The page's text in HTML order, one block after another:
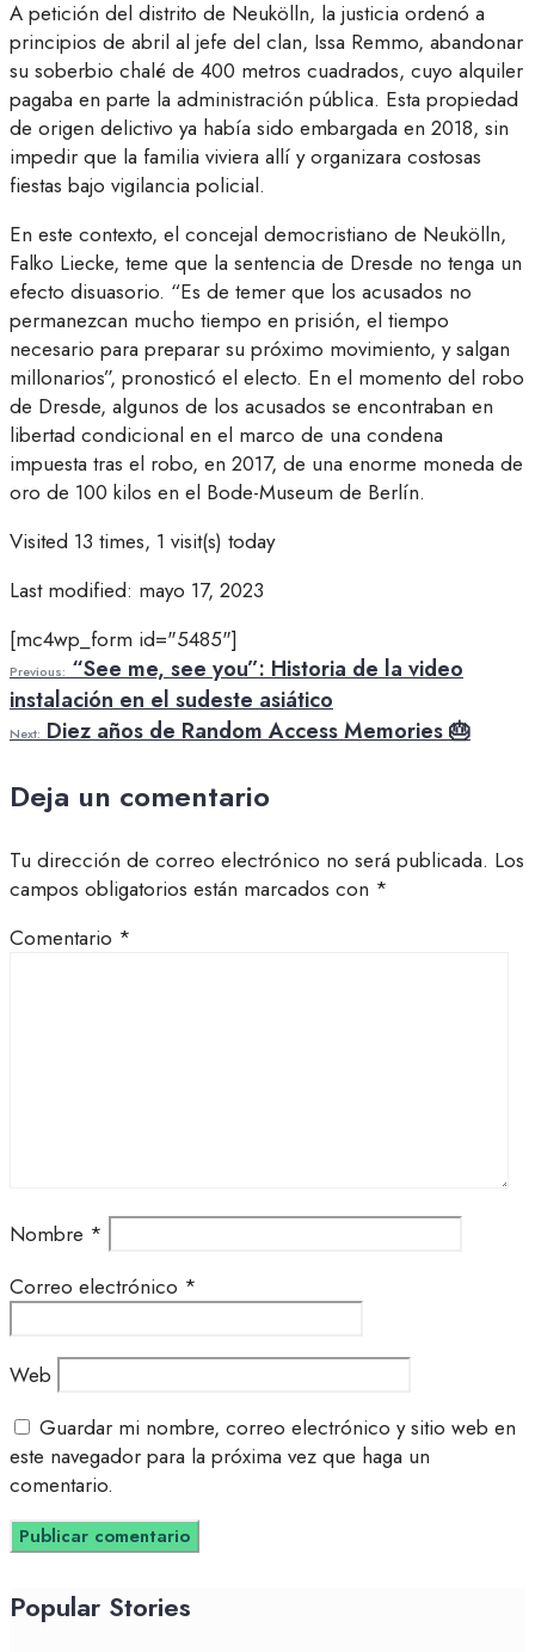
A petición del distrito de Neukölln, la justicia ordenó a
principios de abril al jefe del clan, Issa Remmo, abandonar
su soberbio chalé de 400 metros cuadrados, cuyo alquiler
pagaba en parte la administración pública. Esta propiedad
de origen delictivo ya había sido embargada en 2018, sin
impedir que la familia viviera allí y organizara costosas
fiestas bajo vigilancia policial.
En este contexto, el concejal democristiano de Neukölln,
Falko Liecke, teme que la sentencia de Dresde no tenga un
efecto disuasorio. “Es de temer que los acusados no
permanezcan mucho tiempo en prisión, el tiempo
necesario para preparar su próximo movimiento, y salgan
millonarios”, pronosticó el electo. En el momento del robo
de Dresde, algunos de los acusados se encontraban en
libertad condicional en el marco de una condena
impuesta tras el robo, en 2017, de una enorme moneda de
oro de 100 kilos en el Bode-Museum de Berlín.
Visited 13 times, 1 visit(s) today
Last modified: mayo 17, 2023
[mc4wp_form id="5485"]
Previous: “See me, see you”: Historia de la video
instalación en el sudeste asiático
Next: Diez años de Random Access Memories 🎂
Deja un comentario
Tu dirección de correo electrónico no será publicada. Los
campos obligatorios están marcados con *
Comentario *
Nombre *
Correo electrónico *
Web
Guardar mi nombre, correo electrónico y sitio web en
este navegador para la próxima vez que haga un
comentario.
Popular Stories